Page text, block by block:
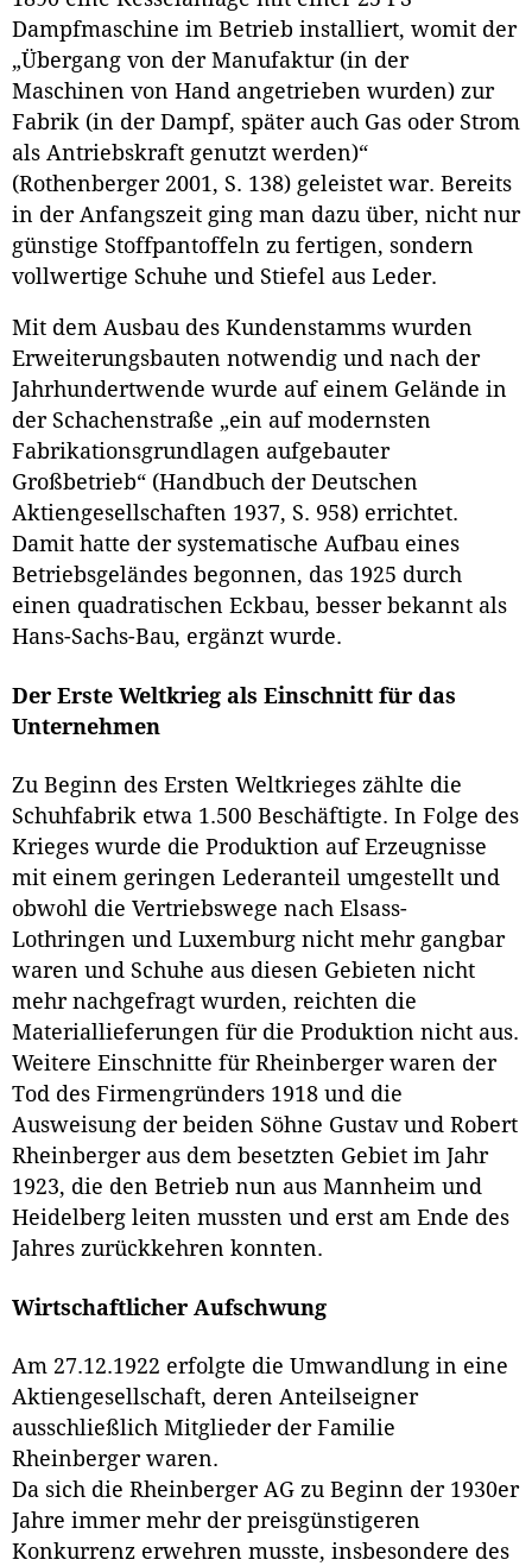
Dampfmaschine im Betrieb installiert, womit der
„Übergang von der Manufaktur (in der
Maschinen von Hand angetrieben wurden) zur
Fabrik (in der Dampf, später auch Gas oder Strom
als Antriebskraft genutzt werden)“
(Rothenberger 2001, S. 138) geleistet war. Bereits
in der Anfangszeit ging man dazu über, nicht nur
günstige Stoffpantoffeln zu fertigen, sondern
vollwertige Schuhe und Stiefel aus Leder.
Mit dem Ausbau des Kundenstamms wurden
Erweiterungsbauten notwendig und nach der
Jahrhundertwende wurde auf einem Gelände in
der Schachenstraße „ein auf modernsten
Fabrikationsgrundlagen aufgebauter
Großbetrieb“ (Handbuch der Deutschen
Aktiengesellschaften 1937, S. 958) errichtet.
Damit hatte der systematische Aufbau eines
Betriebsgeländes begonnen, das 1925 durch
einen quadratischen Eckbau, besser bekannt als
Hans-Sachs-Bau, ergänzt wurde.
Der Erste Weltkrieg als Einschnitt für das
Unternehmen
Zu Beginn des Ersten Weltkrieges zählte die
Schuhfabrik etwa 1.500 Beschäftigte. In Folge des
Krieges wurde die Produktion auf Erzeugnisse
mit einem geringen Lederanteil umgestellt und
obwohl die Vertriebswege nach Elsass-
Lothringen und Luxemburg nicht mehr gangbar
waren und Schuhe aus diesen Gebieten nicht
mehr nachgefragt wurden, reichten die
Materiallieferungen für die Produktion nicht aus.
Weitere Einschnitte für Rheinberger waren der
Tod des Firmengründers 1918 und die
Ausweisung der beiden Söhne Gustav und Robert
Rheinberger aus dem besetzten Gebiet im Jahr
1923, die den Betrieb nun aus Mannheim und
Heidelberg leiten mussten und erst am Ende des
Jahres zurückkehren konnten.
Wirtschaftlicher Aufschwung
Am 27.12.1922 erfolgte die Umwandlung in eine
Aktiengesellschaft, deren Anteilseigner
ausschließlich Mitglieder der Familie
Rheinberger waren.
Da sich die Rheinberger AG zu Beginn der 1930er
Jahre immer mehr der preisgünstigeren
Konkurrenz erwehren musste, insbesondere des